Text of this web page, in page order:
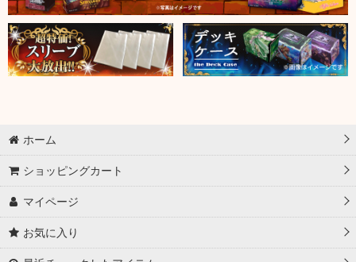
ホーム
ショッピングカート
マイページ
お気に入り